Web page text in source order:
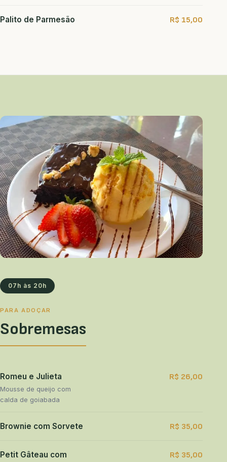
Palito de Parmesão R$ 15,00
07h às 20h
PARA ADOÇAR
Sobremesas
Romeu e Julieta
Mousse de queijo com
calda de goiabada
R$ 26,00
Brownie com Sorvete R$ 35,00
Petit Gâteau com
R$ 35,00